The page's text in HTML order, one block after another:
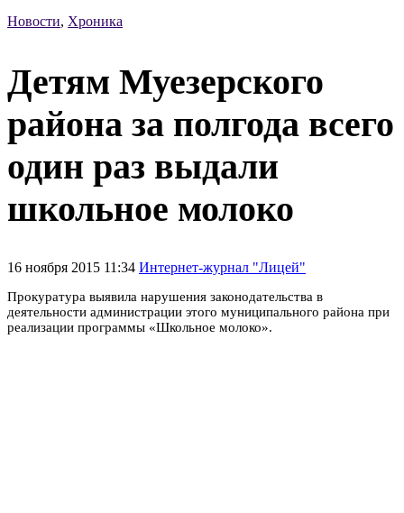
Новости, Хроника
Детям Муезерского
района за полгода всего
один раз выдали
школьное молоко
16 ноября 2015 11:34 Интернет-журнал "Лицей"
Прокуратура выявила нарушения законодательства в
деятельности администрации этого муниципального района при
реализации программы «Школьное молоко».